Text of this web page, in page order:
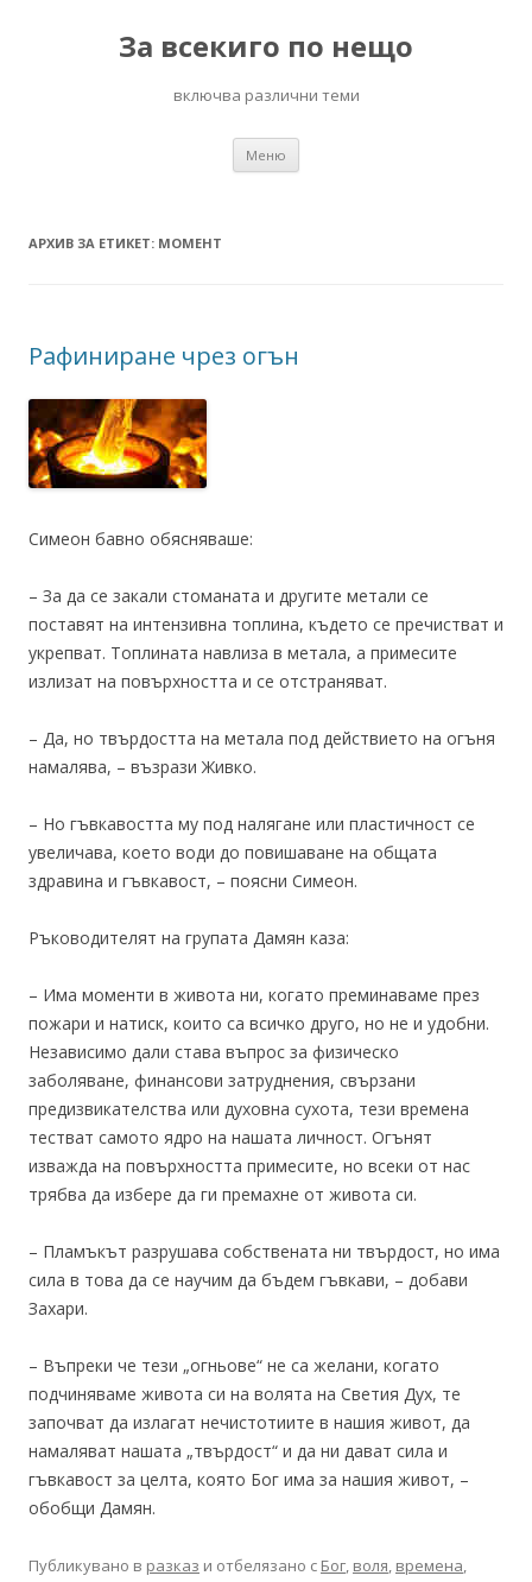
За всекиго по нещо
включва различни теми
Меню
АРХИВ ЗА ЕТИКЕТ: МОМЕНТ
Рафиниране чрез огън
Симеон бавно обясняваше:
– За да се закали стоманата и другите метали се
поставят на интензивна топлина, където се пречистват и
укрепват. Топлината навлиза в метала, а примесите
излизат на повърхността и се отстраняват.
– Да, но твърдостта на метала под действието на огъня
намалява, – възрази Живко.
– Но гъвкавостта му под налягане или пластичност се
увеличава, което води до повишаване на общата
здравина и гъвкавост, – поясни Симеон.
Ръководителят на групата Дамян каза:
– Има моменти в живота ни, когато преминаваме през
пожари и натиск, които са всичко друго, но не и удобни.
Независимо дали става въпрос за физическо
заболяване, финансови затруднения, свързани
предизвикателства или духовна сухота, тези времена
тестват самото ядро на нашата личност. Огънят
изважда на повърхността примесите, но всеки от нас
трябва да избере да ги премахне от живота си.
– Пламъкът разрушава собствената ни твърдост, но има
сила в това да се научим да бъдем гъвкави, – добави
Захари.
– Въпреки че тези „огньове“ не са желани, когато
подчиняваме живота си на волята на Светия Дух, те
започват да излагат нечистотиите в нашия живот, да
намаляват нашата „твърдост“ и да ни дават сила и
гъвкавост за целта, която Бог има за нашия живот, –
обобщи Дамян.
Публикувано в разказ и отбелязано с Бог, воля, времена,